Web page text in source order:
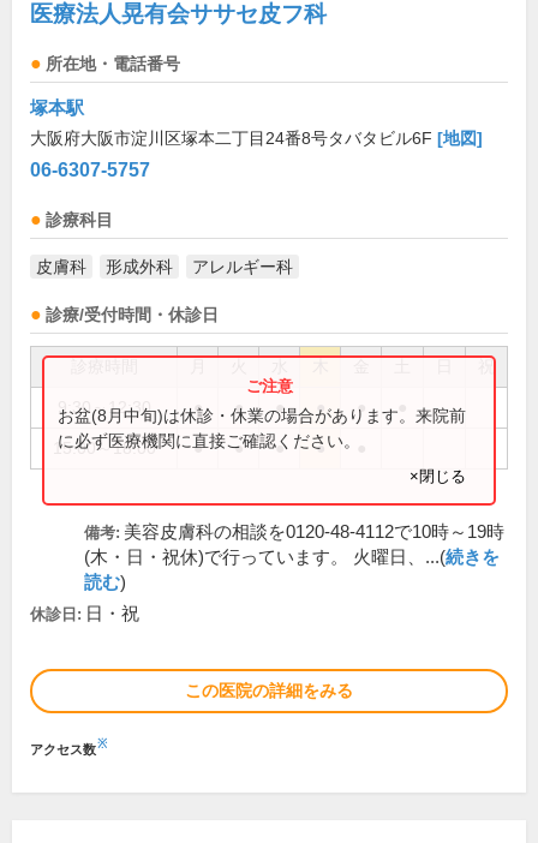
医療法人晃有会ササセ皮フ科
所在地・電話番号
塚本駅
大阪府大阪市淀川区塚本二丁目24番8号タバタビル6F [地図]
06-6307-5757
診療科目
皮膚科 形成外科 アレルギー科
診療/受付時間・休診日
祝
9:30～12:30 ● ● ● ● ●
15:00～18:00 ● ● ● ●
お盆(8月中旬)は休診・休業の場合があります。来院前
に必ず医療機関に直接ご確認ください。
×閉じる
備考: 美容皮膚科の相談を0120-48-4112で10時～19時
(木・日・祝休)で行っています。 火曜日、...(続きを
読む)
休診日: 日・祝
この医院の詳細をみる
アクセス数※